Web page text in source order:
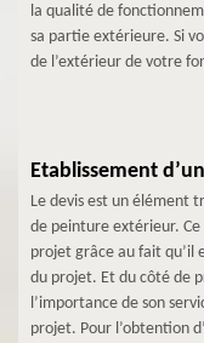
la qualité de
sa partie extérieure. Si
de l’extérieur de votre
Etablissement
Le devis est un élément
de peinture extérieur.
projet grâce au fait qu’il
du projet. Et du côté de
l’importance de son
projet. Pour l’obtention